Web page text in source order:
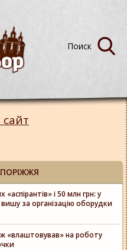
сайт
«аспірантів» і 50 млн грн: у
за організацію оборудки
«влаштовував» на роботу